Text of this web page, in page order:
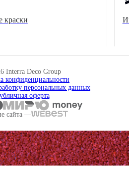
краски
Interra Deco Group
конфиденциальности
персональных данных
оферта
сайта —